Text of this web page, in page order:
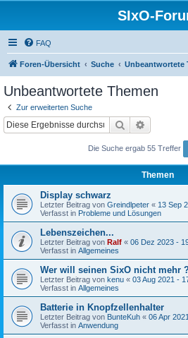
SIxO-
FAQ
Foren-Übersicht Suche Unbeantwortete
Unbeantwortete Themen
Zur erweiterten Suche
Suche
Die Suche ergab 55 Treffer
Themen
Display schwarz
Letzter Beitrag von Greindlpeter « 13 Sep
Verfasst in Probleme und Lösungen
Lebenszeichen...
Letzter Beitrag von Ralf « 06 Dez 2023 -
Verfasst in Allgemeines
Wer will seinen SixO nicht mehr
Letzter Beitrag von kenu « 03 Aug 2021 -
Verfasst in Allgemeines
Batterie in Knopfzellenhalter
Letzter Beitrag von BunteKuh « 06 Apr
Verfasst in Anwendung